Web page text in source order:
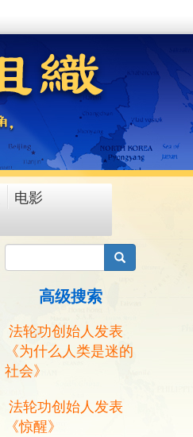
电影
搜索
高级搜索
法轮功创始人发表
《为什么人类是迷的
社会》
法轮功创始人发表
《惊醒》